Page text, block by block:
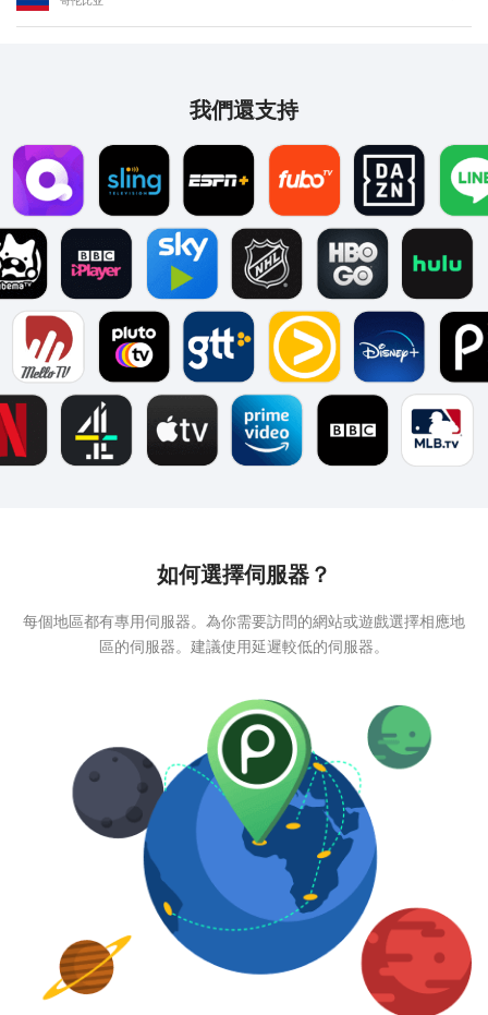
我們還支持
如何選擇伺服器？
每個地區都有專用伺服器。為你需要訪問的網站或遊戲選擇相應地
區的伺服器。建議使用延遲較低的伺服器。